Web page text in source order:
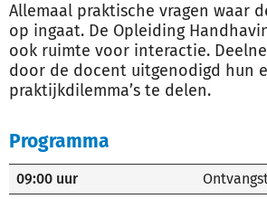
Allemaal praktische vragen waar
op ingaat. De Opleiding
ook ruimte voor interactie.
door de docent uitgenodigd hun
praktijkdilemma’s te delen.
Programma
09:00 uur